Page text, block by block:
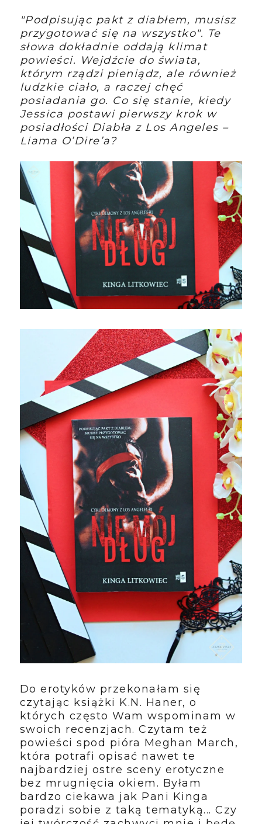
"Podpisując pakt z diabłem, musisz
przygotować się na wszystko". Te
słowa dokładnie oddają klimat
powieści. Wejdźcie do świata,
którym rządzi pieniądz, ale również
ludzkie ciało, a raczej chęć
posiadania go. Co się stanie, kiedy
Jessica postawi pierwszy krok w
posiadłości Diabła z Los Angeles –
Liama O’Dire’a?
Do erotyków przekonałam się
czytając książki K.N. Haner, o
których często Wam wspominam w
swoich recenzjach. Czytam też
powieści spod pióra Meghan March,
która potrafi opisać nawet te
najbardziej ostre sceny erotyczne
bez mrugnięcia okiem. Byłam
bardzo ciekawa jak Pani Kinga
poradzi sobie z taką tematyką... Czy